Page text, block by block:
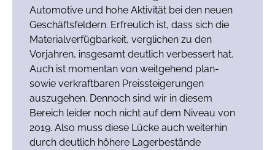
Automotive und hohe Aktivität bei den neuen
Geschäftsfeldern. Erfreulich ist, dass sich die
Materialverfügbarkeit, verglichen zu den
Vorjahren, insgesamt deutlich verbessert hat.
Auch ist momentan von weitgehend plan-
sowie verkraftbaren Preissteigerungen
auszugehen. Dennoch sind wir in diesem
Bereich leider noch nicht auf dem Niveau von
2019. Also muss diese Lücke auch weiterhin
durch deutlich höhere Lagerbestände